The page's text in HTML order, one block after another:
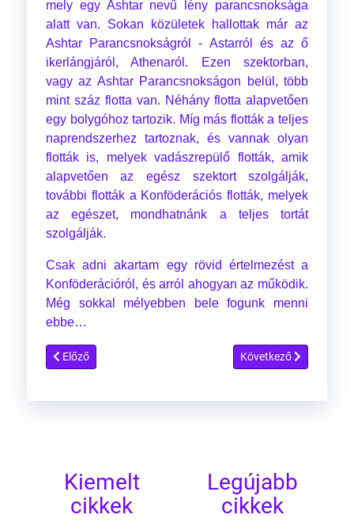
mely egy Ashtar nevű lény parancsnoksága
alatt van. Sokan közületek hallottak már az
Ashtar Parancsnokságról - Astarról és az ő
ikerlángjáról, Athenaról. Ezen szektorban,
vagy az Ashtar Parancsnokságon belül, több
mint száz flotta van. Néhány flotta alapvetően
egy bolygóhoz tartozik. Míg más flották a teljes
naprendszerhez tartoznak, és vannak olyan
flották is, melyek vadászrepülő flották, amik
alapvetően az egész szektort szolgálják,
további flották a Konföderációs flották, melyek
az egészet, mondhatnánk a teljes tortát
szolgálják.
Csak adni akartam egy rövid értelmezést a
Konföderációról, és arról ahogyan az működik.
Még sokkal mélyebben bele fogunk menni
ebbe…
Előző cikk: A Földalatti Városok Titkai - 1.
Előző Következő cikk: A
Következő
Kiemelt
cikkek
Legújabb
cikkek